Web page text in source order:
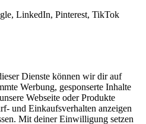
LinkedIn, Pinterest, TikTok
Dienste können wir dir auf
Werbung, gesponserte Inhalte
Webseite oder Produkte
und Einkaufsverhalten anzeigen
Mit deiner Einwilligung setzen